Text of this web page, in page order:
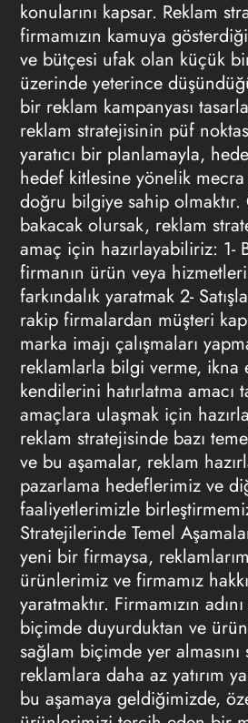
konularını kapsar. Reklam
firmamızın kamuya
ve bütçesi ufak olan küçük
üzerinde yeterince
bir reklam kampanyası
reklam stratejisinin püf
yaratıcı bir planlamayla,
hedef kitlesine yönelik
doğru bilgiye sahip
bakacak olursak, reklam
amaç için hazırlayabiliriz: 1-
firmanın ürün veya
farkındalık yaratmak 2-
rakip firmalardan müşteri
marka imajı çalışmaları
reklamlarla bilgi verme, ikna
kendilerini hatırlatma amacı
amaçlara ulaşmak için
reklam stratejisinde bazı
ve bu aşamalar, reklam
pazarlama hedeflerimiz ve
faaliyetlerimizle
Stratejilerinde Temel
yeni bir firmaysa,
ürünlerimiz ve firmamız
yaratmaktır. Firmamızın
biçimde duyurduktan ve
sağlam biçimde yer almasını
reklamlara daha az yatırım
bu aşamaya geldiğimizde,